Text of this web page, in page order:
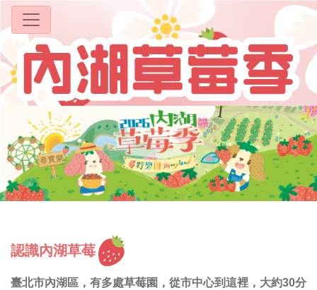
認識內湖草莓
臺北市內湖區，有多處草莓園，從市中心到這裡，大約30分